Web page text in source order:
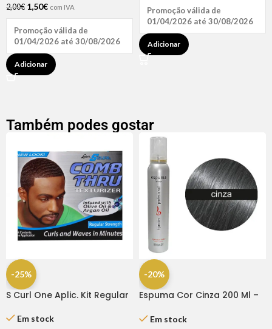
2,00€ 1,50€ com IVA
Promoção válida de
01/04/2026 até 30/08/2026
Adicionar
Promoção válida de
01/04/2026 até 30/08/2026
Adicionar
Também podes gostar
-25%
S Curl One Aplic. Kit Regular
Em stock
-20%
Espuma Cor Cinza 200 Ml –
Em stock